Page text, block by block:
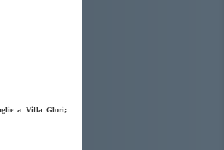
a Villa Glori;